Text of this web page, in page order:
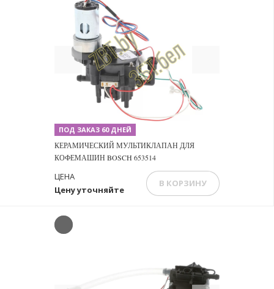
Previous
ПОД ЗАКАЗ 60 ДНЕЙ
КЕРАМИЧЕСКИЙ МУЛЬТИКЛАПАН ДЛЯ
КОФЕМАШИН BOSCH 653514
Цену уточняйте
ЦЕНА
В КОРЗИНУ